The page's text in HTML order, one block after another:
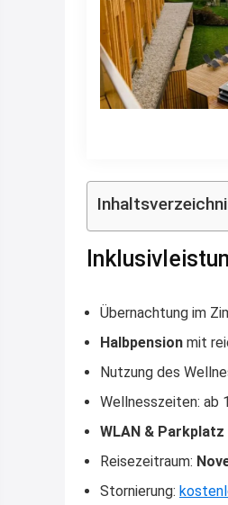
Übernachtung im
Halbpension mit
Nutzung des
Wellnesszeiten: ab
WLAN &
Reisezeitraum:
Stornierung: